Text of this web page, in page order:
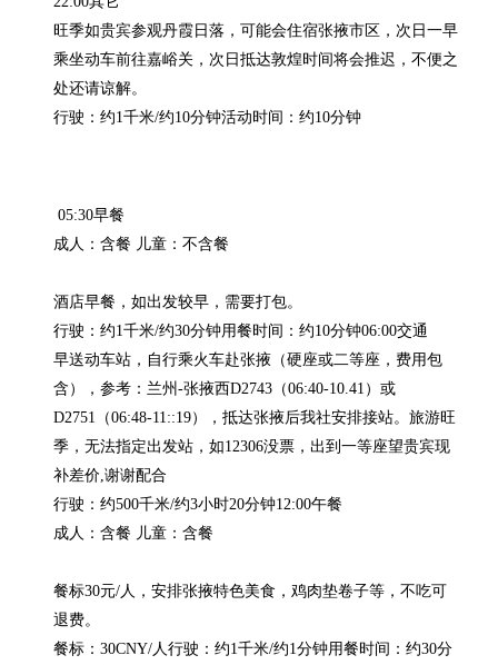
旺季如贵宾参观丹霞日落，可能会住宿张掖市区，次日一早
乘坐动车前往嘉峪关，次日抵达敦煌时间将会推迟，不便之
处还请谅解。
行驶：约1千米/约10分钟活动时间：约10分钟
05:30早餐
成人：含餐 儿童：不含餐
酒店早餐，如出发较早，需要打包。
行驶：约1千米/约30分钟用餐时间：约10分钟06:00交通
早送动车站，自行乘火车赴张掖（硬座或二等座，费用包
含），参考：兰州-张掖西D2743（06:40-10.41）或
D2751（06:48-11::19），抵达张掖后我社安排接站。旅游旺
季，无法指定出发站，如12306没票，出到一等座望贵宾现
补差价,谢谢配合
行驶：约500千米/约3小时20分钟12:00午餐
成人：含餐 儿童：含餐
餐标30元/人，安排张掖特色美食，鸡肉垫卷子等，不吃可
退费。
餐标：30CNY/人行驶：约1千米/约1分钟用餐时间：约30分